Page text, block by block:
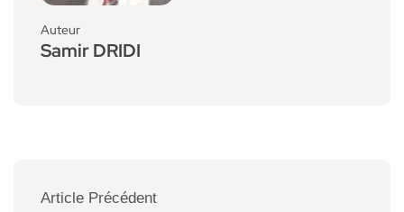
Auteur
Samir DRIDI
Article Précédent